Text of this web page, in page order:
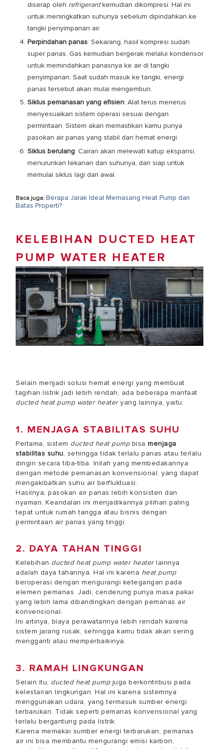
diserap oleh refrigerantkemudian dikompresi. Hal ini
untuk meningkatkan suhunya sebelum dipindahkan ke
tangki penyimpanan air.
Perpindahan panas: Sekarang, hasil kompresi sudah
super panas. Gas kemudian bergerak melalui kondensor
untuk memindahkan panasnya ke air di tangki
penyimpanan. Saat sudah masuk ke tangki, energi
panas tersebut akan mulai mengembun.
Siklus pemanasan yang efisien: Alat terus menerus
menyesuaikan sistem operasi sesuai dengan
permintaan. Sistem akan memastikan kamu punya
pasokan air panas yang stabil dan hemat energi.
Siklus berulang: Cairan akan melewati katup ekspansi,
menurunkan tekanan dan suhunya, dan siap untuk
memulai siklus lagi dari awal.
Baca juga: Berapa Jarak Ideal Memasang Heat Pump dari
Batas Properti?
KELEBIHAN DUCTED HEAT
PUMP WATER HEATER
Selain menjadi solusi hemat energi yang membuat
tagihan listrik jadi lebih rendah, ada beberapa manfaat
ducted heat pump water heateryang lainnya, yaitu:
1. MENJAGA STABILITAS SUHU
Pertama, sistem ducted heat pumpbisa menjaga
stabilitas suhu, sehingga tidak terlalu panas atau terlalu
dingin secara tiba-tiba. Inilah yang membedakannya
dengan metode pemanasan konvensional, yang dapat
mengakibatkan suhu air berfluktuasi.
Hasilnya, pasokan air panas lebih konsisten dan
nyaman. Keandalan ini menjadikannya pilihan paling
tepat untuk rumah tangga atau bisnis dengan
permintaan air panas yang tinggi.
2. DAYA TAHAN TINGGI
Kelebihan ducted heat pump water heaterlainnya
adalah daya tahannya. Hal ini karena heat pump
beroperasi dengan mengurangi ketegangan pada
elemen pemanas. Jadi, cenderung punya masa pakai
yang lebih lama dibandingkan dengan pemanas air
konvensional.
Ini artinya, biaya perawatannya lebih rendah karena
sistem jarang rusak, sehingga kamu tidak akan sering
mengganti atau memperbaikinya.
3. RAMAH LINGKUNGAN
Selain itu, ducted heat pumpjuga berkontribusi pada
kelestarian lingkungan. Hal ini karena sistemnya
menggunakan udara, yang termasuk sumber energi
terbarukan. Tidak seperti pemanas konvensional yang
terlalu bergantung pada listrik.
Karena memakai sumber energi terbarukan, pemanas
air ini bisa membantu mengurangi emisi karbon,